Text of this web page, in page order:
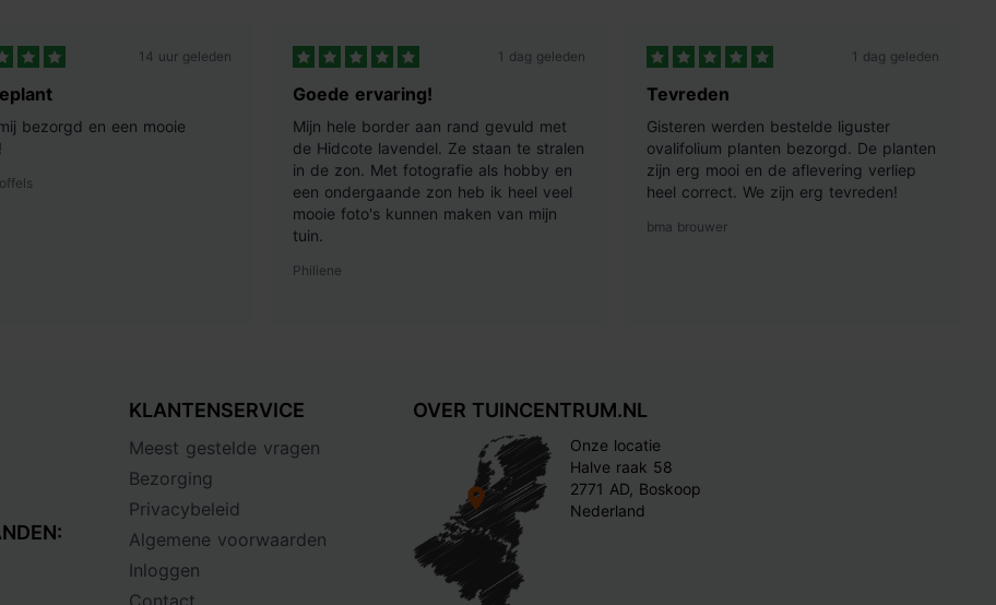
14 uur geleden
bezorgd en een mooie
1 dag geleden
Goede ervaring!
Mijn hele border aan rand gevuld met
de Hidcote lavendel. Ze staan te stralen
in de zon. Met fotografie als hobby en
een ondergaande zon heb ik heel veel
mooie foto's kunnen maken van mijn
tuin.
Philiene
1 dag geleden
Tevreden
Gisteren werden bestelde liguster
ovalifolium planten bezorgd. De planten
zijn erg mooi en de aflevering verliep
heel correct. We zijn erg tevreden!
bma brouwer
KLANTENSERVICE
Meest gestelde vragen
Bezorging
Privacybeleid
Algemene voorwaarden
Inloggen
Contact
OVER TUINCENTRUM.NL
Onze locatie
Halve raak 58
2771 AD, Boskoop
Nederland